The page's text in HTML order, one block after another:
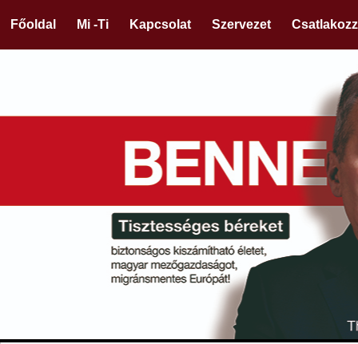
Főoldal Mi -Ti Kapcsolat Szervezet Csatlakozz